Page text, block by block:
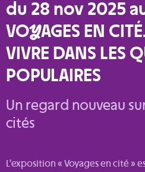
du 28 nov 2025
VOYAGES EN
VIVRE DANS LES
POPULAIRES
Un regard nouveau
cités
L'exposition « Voyages en cité »